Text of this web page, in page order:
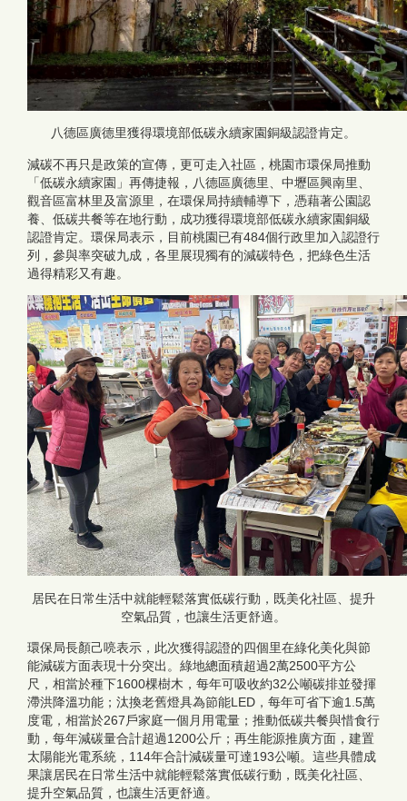
八德區廣德里獲得環境部低碳永續家園銅級認證肯定。
減碳不再只是政策的宣傳，更可走入社區，桃園市環保局推動
「低碳永續家園」再傳捷報，八德區廣德里、中壢區興南里、
觀音區富林里及富源里，在環保局持續輔導下，憑藉著公園認
養、低碳共餐等在地行動，成功獲得環境部低碳永續家園銅級
認證肯定。環保局表示，目前桃園已有484個行政里加入認證行
列，參與率突破九成，各里展現獨有的減碳特色，把綠色生活
過得精彩又有趣。
居民在日常生活中就能輕鬆落實低碳行動，既美化社區、提升
空氣品質，也讓生活更舒適。
環保局長顏己喨表示，此次獲得認證的四個里在綠化美化與節
能減碳方面表現十分突出。綠地總面積超過2萬2500平方公
尺，相當於種下1600棵樹木，每年可吸收約32公噸碳排並發揮
滯洪降溫功能；汰換老舊燈具為節能LED，每年可省下逾1.5萬
度電，相當於267戶家庭一個月用電量；推動低碳共餐與惜食行
動，每年減碳量合計超過1200公斤；再生能源推廣方面，建置
太陽能光電系統，114年合計減碳量可達193公噸。這些具體成
果讓居民在日常生活中就能輕鬆落實低碳行動，既美化社區、
提升空氣品質，也讓生活更舒適。